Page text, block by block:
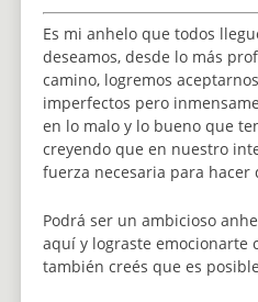
Es mi anhelo que todos
deseamos, desde lo más
camino, logremos
imperfectos pero
en lo malo y lo bueno que
creyendo que en nuestro
fuerza necesaria para
Podrá ser un ambicioso
aquí y lograste emocionarte
también creés que es